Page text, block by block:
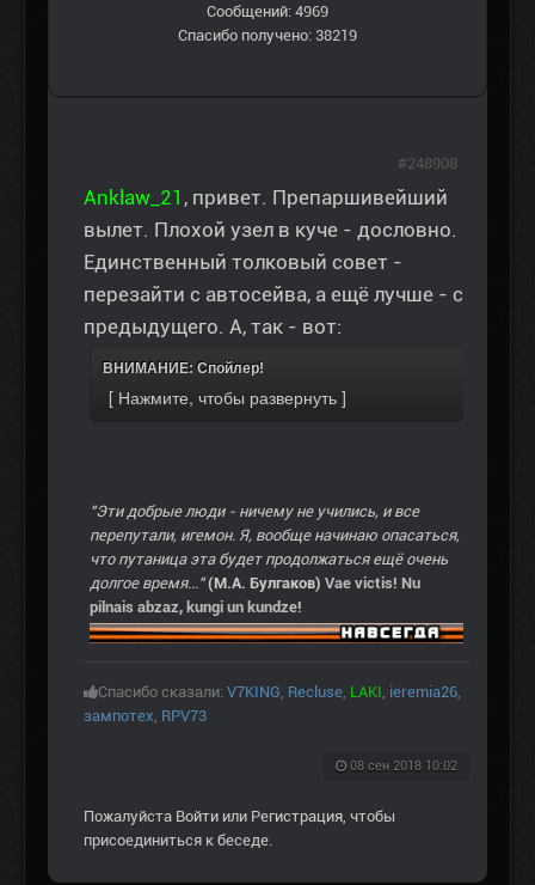
Сообщений: 4969
Спасибо получено: 38219
Anklaw_21 , привет. Препаршивейший
вылет. Плохой узел в куче - дословно.
Единственный толковый совет -
перезайти с автосейва, а ещё лучше - с
предыдущего. А, так - вот:
ВНИМАНИЕ: Спойлер!
"Эти добрые люди - ничему не учились, и все
перепутали, игемон. Я, вообще начинаю опасаться,
что путаница эта будет продолжаться ещё очень
долгое время..." (М.А. Булгаков) Vae victis! Nu
pilnais abzaz, kungi un kundze!
Спасибо сказали: V7KING, Recluse, LAKI, ieremia26,
зампотех, RPV73
08 сен 2018 10:02
#248908
Пожалуйста Войти или Регистрация, чтобы
присоединиться к беседе.